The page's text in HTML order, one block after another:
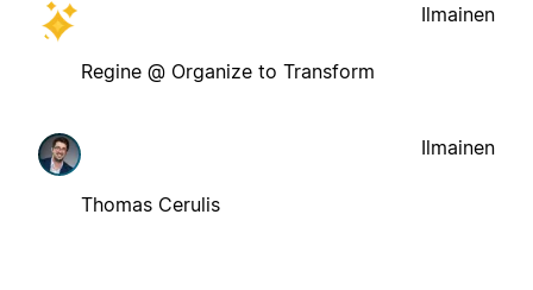
Regine @ Organize to Transform
Ilmainen
Thomas Cerulis
Ilmainen